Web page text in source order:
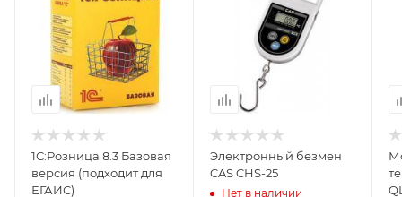
1С:Розница 8.3 Базовая
версия (подходит для
ЕГАИС)
Электронный безмен
CAS CHS-25
Нет в наличии